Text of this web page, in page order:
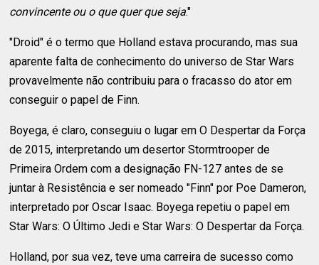
convincente ou o que quer que seja."
"Droid" é o termo que Holland estava procurando, mas sua
aparente falta de conhecimento do universo de Star Wars
provavelmente não contribuiu para o fracasso do ator em
conseguir o papel de Finn.
Boyega, é claro, conseguiu o lugar em O Despertar da Força
de 2015, interpretando um desertor Stormtrooper de
Primeira Ordem com a designação FN-127 antes de se
juntar à Resistência e ser nomeado "Finn" por Poe Dameron,
interpretado por Oscar Isaac. Boyega repetiu o papel em
Star Wars: O Último Jedi e Star Wars: O Despertar da Força.
Holland, por sua vez, teve uma carreira de sucesso como